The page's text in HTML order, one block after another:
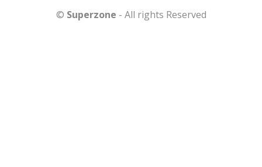
© Superzone - All rights Reserved